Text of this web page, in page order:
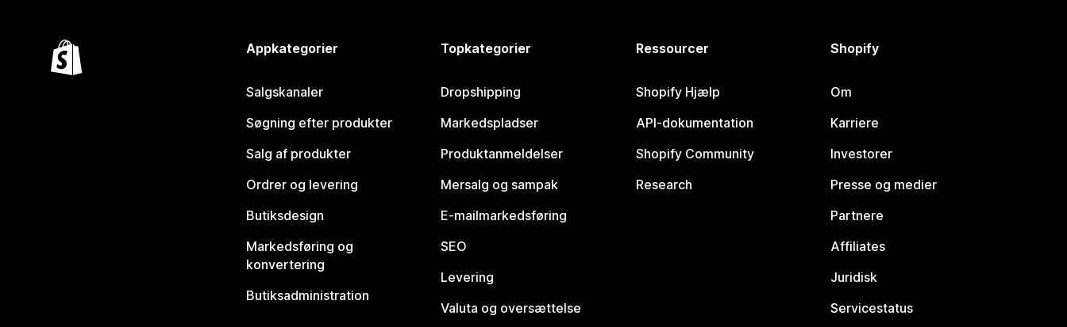
Appkategorier
Salgskanaler
Søgning efter produkter
Salg af produkter
Ordrer og levering
Butiksdesign
Markedsføring og
konvertering
Butiksadministration
Topkategorier
Dropshipping
Markedspladser
Produktanmeldelser
Mersalg og sampak
E-mailmarkedsføring
SEO
Levering
Valuta og oversættelse
Ressourcer
Shopify Hjælp
API-dokumentation
Shopify Community
Research
Shopify
Om
Karriere
Investorer
Presse og medier
Partnere
Affiliates
Juridisk
Servicestatus